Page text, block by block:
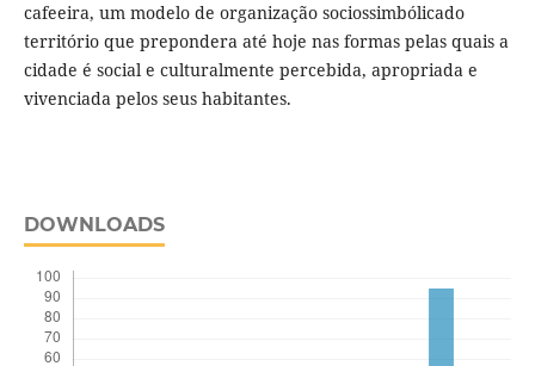
cafeeira, um modelo de organização sociossimbólicado
território que prepondera até hoje nas formas pelas quais a
cidade é social e culturalmente percebida, apropriada e
vivenciada pelos seus habitantes.
DOWNLOADS